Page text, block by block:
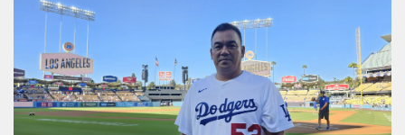
3 8 月, 2026